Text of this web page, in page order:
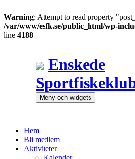
Warning: Attempt to read property
/var/www/esfk.se/public_html/wp-
line 4188
Enskede
Meny och widgets
Hem
Bli medlem
Aktiviteter
Kalender